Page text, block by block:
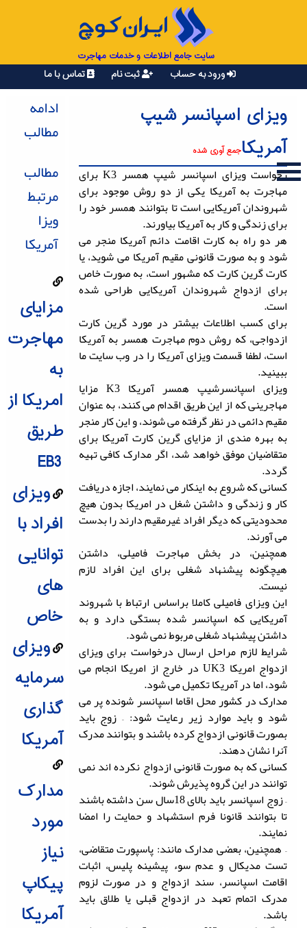
سایت جامع اطلاعات و خدمات مهاجرت
ورود به حساب ثبت نام تماس با ما
ادامه
مطالب
مطالب
مرتبط
ویزا
آمریکا
مزایای
مهاجرت
به
امریکا از
طریق
EB3
ویزای
افراد با
توانایی
های
خاص
ویزای
سرمایه
گذاری
آمریکا
مدارک
مورد
نیاز
پیکاپ
آمریکا
ویزای اسپانسر شیپ
آمریکاجمع آوری شده
رخواست ویزای اسپانسر شیپ همسر K3 برای
مهاجرت به آمریکا یکی از دو روش موجود برای
شهروندان آمریکایی است تا بتوانند همسر خود را
برای زندگی و کار به آمریکا بیاورند.
هر دو راه به کارت اقامت دائم آمریکا منجر می
شود و به صورت قانونی مقیم آمریکا می شوید، یا
کارت گرین کارت که مشهور است، به صورت خاص
برای ازدواج شهروندان آمریکایی طراحی شده
است.
برای کسب اطلاعات بیشتر در مورد گرین کارت
ازدواجی، که روش دوم مهاجرت همسر به آمریکا
است، لطفا قسمت ویزای آمریکا را در وب سایت ما
ببینید.
ویزای اسپانسرشیپ همسر آمریکا K3 مزایا
مهاجرینی که از این طریق اقدام می کنند، به عنوان
مقیم دائمی در نظر گرفته می شوند، و این کار منجر
به بهره مندی از مزایای گرین کارت آمریکا برای
متقاضیان موفق خواهد شد، اگر مدارک کافی تهیه
گردد.
کسانی که شروع به اینکار می نمایند، اجازه دریافت
کار و زندگی و داشتن شغل در امریکا بدون هیچ
محدودیتی که دیگر افراد غیرمقیم دارند را بدست
می آورند.
همچنین، در بخش مهاجرت فامیلی، داشتن
هیچگونه پیشنهاد شغلی برای این افراد لازم
نیست.
این ویزای فامیلی کاملا براساس ارتباط با شهروند
آمریکایی که اسپانسر شده بستگی دارد و به
داشتن پیشنهاد شغلی مربوط نمی شود.
شرایط لازم مراحل ارسال درخواست برای ویزای
ازدواج امریکا UK3 در خارج از امریکا انجام می
شود، اما در آمریکا تکمیل می شود.
مدارک در کشور محل اقاما اسپانسر شونده پر می
شود و باید موارد زیر رعایت شود: – زوج باید
بصورت قانونی ازدواج کرده باشند و بتوانند مدرک
آنرا نشان دهند.
کسانی که به صورت قانونی ازدواج نکرده اند نمی
توانند در این گروه پذیرش شوند.
– زوج اسپانسر باید بالای 18سال سن داشته باشند
تا بتوانند قانونا فرم استشهاد و حمایت را امضا
نمایند.
– همچنین، بعضی مدارک مانند: پاسپورت متقاضی،
تست مدیکال و عدم سوء پیشینه پلیس، اثبات
اقامت اسپانسر، سند ازدواج و در صورت لزوم
مدرک اتمام تعهد در ازدواج قبلی یا طلاق باید
باشد.